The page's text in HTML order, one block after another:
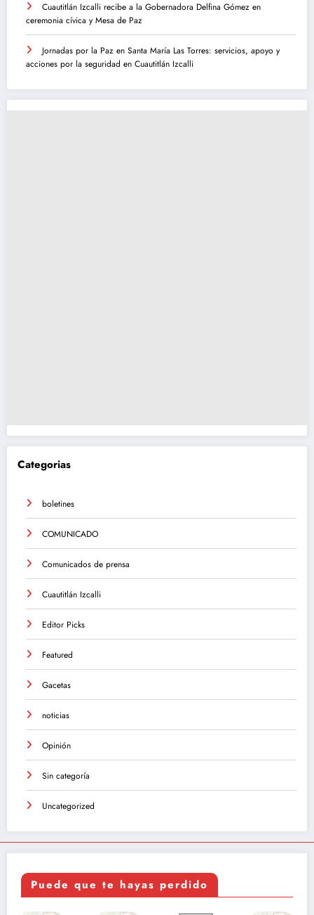
Cuautitlán Izcalli recibe a la Gobernadora Delfina Gómez en
ceremonia cívica y Mesa de Paz
Jornadas por la Paz en Santa María Las Torres: servicios, apoyo y
acciones por la seguridad en Cuautitlán Izcalli
Categorias
boletines
COMUNICADO
Comunicados de prensa
Cuautitlán Izcalli
Editor Picks
Featured
Gacetas
noticias
Opinión
Sin categoría
Uncategorized
Puede que te hayas perdido